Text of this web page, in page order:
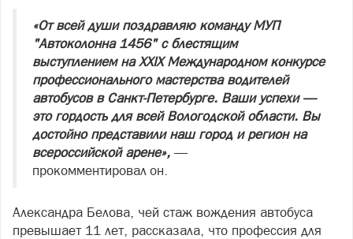
«От всей души поздравляю команду МУП
"Автоколонна 1456" с блестящим
выступлением на XXIX Международном конкурсе
профессионального мастерства водителей
автобусов в Санкт-Петербурге. Ваши успехи —
это гордость для всей Вологодской области. Вы
достойно представили наш город и регион на
всероссийской арене», —
прокомментировал он.
Александра Белова, чей стаж вождения автобуса
превышает 11 лет, рассказала, что профессия для